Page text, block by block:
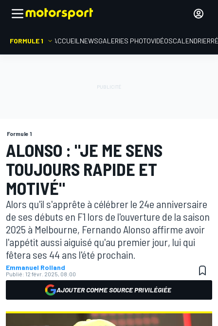
FORMULE 1 ACCUEIL NEWSGALERIES PHOTOVIDÉOSCALENDRIER
Formule 1
ALONSO : "JE ME SENS
TOUJOURS RAPIDE ET
MOTIVÉ"
Alors qu'il s'apprête à célébrer le 24e anniversaire
de ses débuts en F1 lors de l'ouverture de la saison
2025 à Melbourne, Fernando Alonso affirme avoir
l'appétit aussi aiguisé qu'au premier jour, lui qui
fêtera ses 44 ans l'été prochain.
Emmanuel Rolland
Publié: 12 févr. 2025, 08:00
AJOUTER COMME SOURCE PRIVILÉGIÉE